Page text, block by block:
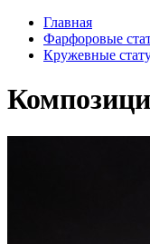
Главная
Фарфоровые
Кружевные